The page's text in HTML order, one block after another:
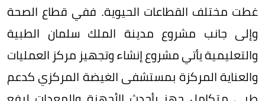
غطت مختلف القطاعات الحيوية. ففي قطاع الصحة
وإلى جانب مشروع مدينة الملك سلمان الطبية
والتعليمية يأتي مشروع إنشاء وتجهيز مركز العمليات
والعناية المركزة بمستشفى الغيضة المركزي كدعم